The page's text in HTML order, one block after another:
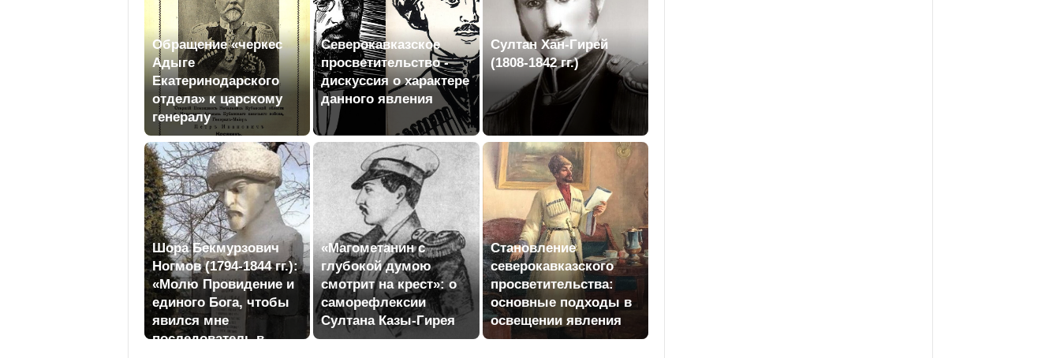
Обращение «черкес
Адыге
Екатеринодарского
отдела» к царскому
генералу
Северокавказское
просветительство -
дискуссия о характере
данного явления
Султан Хан-Гирей
(1808-1842 гг.)
Шора Бекмурзович
Ногмов (1794-1844 гг.):
«Молю Провидение и
единого Бога, чтобы
явился мне
последователь в
«Магометанин с
глубокой думою
смотрит на крест»: о
саморефлексии
Султана Казы-Гирея
Становление
северокавказского
просветительства:
основные подходы в
освещении явления